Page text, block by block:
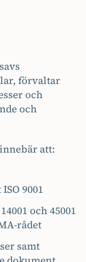
förvaltar
och
och
att:
9001
och 45001
rådet
samt